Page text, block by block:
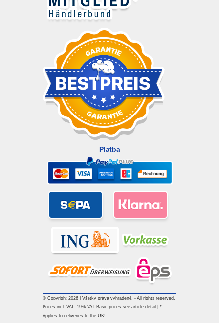
Platba
© Copyright 2026 | Všetky práva vyhradené. - All rights reserved.
Prices incl. VAT. 19% VAT Basic prices see article detail | *
Applies to deliveries to the UK!